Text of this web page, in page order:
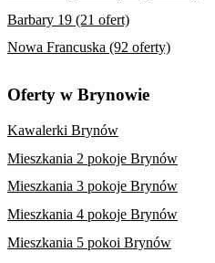
Barbary 19 (21 ofert)
Nowa Francuska (92 oferty)
Oferty w Brynowie
Kawalerki Brynów
Mieszkania 2 pokoje Brynów
Mieszkania 3 pokoje Brynów
Mieszkania 4 pokoje Brynów
Mieszkania 5 pokoi Brynów